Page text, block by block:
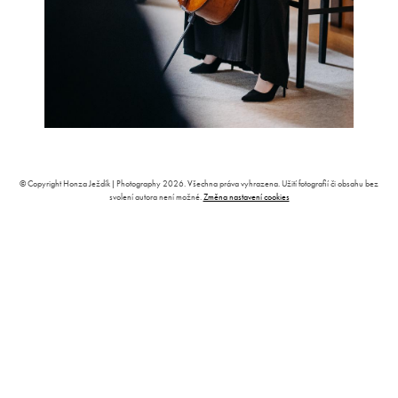
© Copyright Honza Ježdík | Photography 2026. Všechna práva vyhrazena. Užití fotografií či obsahu bez
svolení autora není možné.Změna nastavení cookies